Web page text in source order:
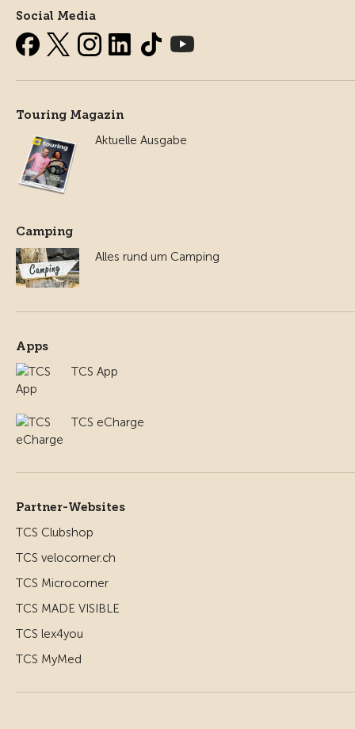
Social Media
Touring Magazin
Aktuelle Ausgabe
Camping
Alles rund um Camping
Apps
TCS App
TCS eCharge
Partner-Websites
TCS Clubshop
TCS velocorner.ch
TCS Microcorner
TCS MADE VISIBLE
TCS lex4you
TCS MyMed